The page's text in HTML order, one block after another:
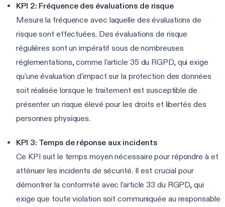
KPI 2: Fréquence des évaluations de risque
Mesure la fréquence avec laquelle des évaluations de
risque sont effectuées. Des évaluations de risque
régulières sont un impératif sous de nombreuses
réglementations, comme l'article 35 du RGPD, qui exige
qu'une évaluation d'impact sur la protection des données
soit réalisée lorsque le traitement est susceptible de
présenter un risque élevé pour les droits et libertés des
personnes physiques.
KPI 3: Temps de réponse aux incidents
Ce KPI suit le temps moyen nécessaire pour répondre à et
atténuer les incidents de sécurité. Il est crucial pour
démontrer la conformité avec l'article 33 du RGPD, qui
exige que toute violation soit communiquée au responsable